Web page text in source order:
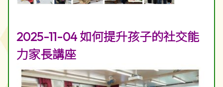
2025-11-04 如何提升孩子的社交能
力家長講座